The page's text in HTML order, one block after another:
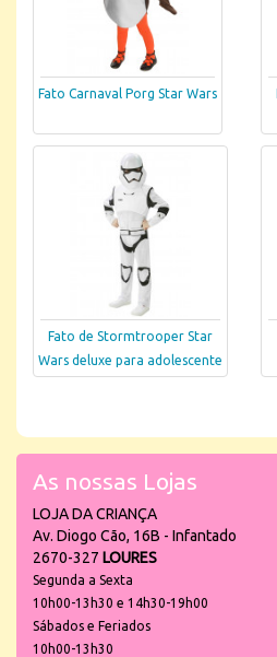
Fato Carnaval Porg Star Wars
Fato de Stormtrooper Star
Wars deluxe para adolescente
As nossas Lojas
LOJA DA CRIANÇA
Av. Diogo Cão, 16B - Infantado
2670-327 LOURES
Segunda a Sexta
10h00-13h30 e 14h30-19h00
Sábados e Feriados
10h00-13h30